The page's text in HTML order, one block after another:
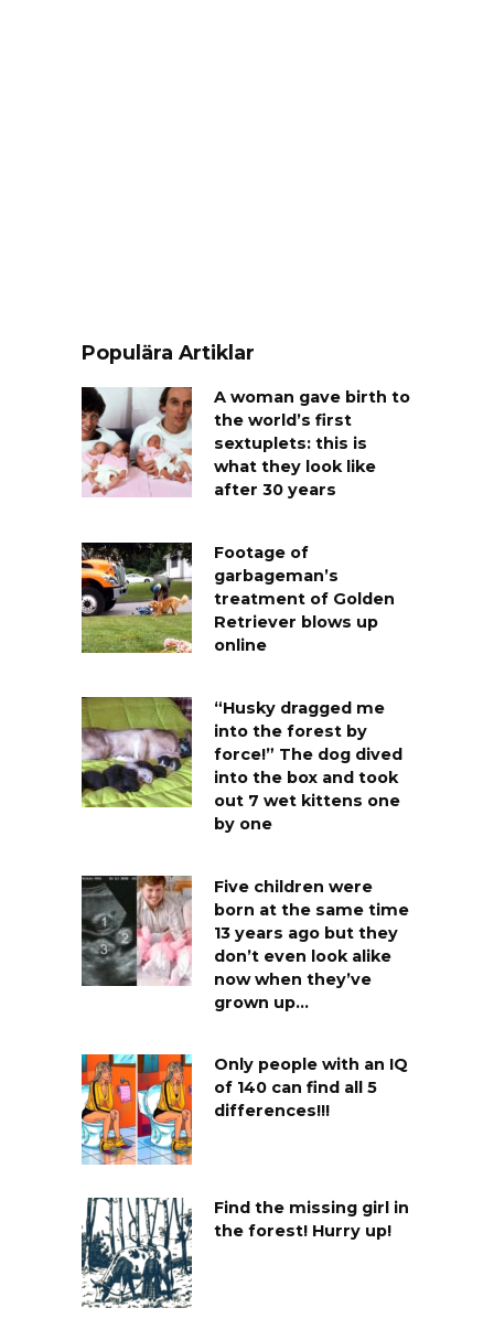
Populära Artiklar
A woman gave birth to
the world’s first
sextuplets: this is
what they look like
after 30 years
Footage of
garbageman’s
treatment of Golden
Retriever blows up
online
“Husky dragged me
into the forest by
force!” The dog dived
into the box and took
out 7 wet kittens one
by one
Five children were
born at the same time
13 years ago but they
don’t even look alike
now when they’ve
grown up…
Only people with an IQ
of 140 can find all 5
differences!!!
Find the missing girl in
the forest! Hurry up!